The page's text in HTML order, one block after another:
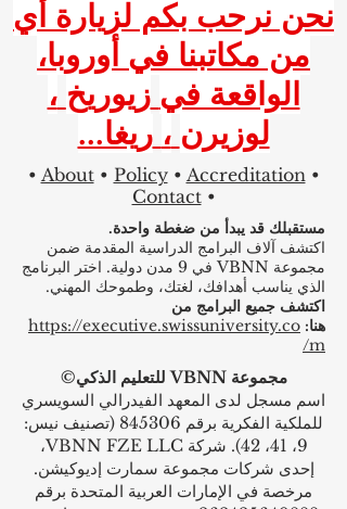
نحن نرحب بكم لزيارة أي
من مكاتبنا في أوروبا،
الواقعة في زيوريخ ،
لوزيرن ، ريغا...
• About• Policy• Accreditation•
Contact•
مستقبلك قد يبدأ من ضغطة واحدة.
اكتشف آلاف البرامج الدراسية المقدمة ضمن
مجموعة VBNN في 9 مدن دولية. اختر البرنامج
الذي يناسب أهدافك، لغتك، وطموحك المهني.
اكتشف جميع البرامج من
هنا: https://executive.swissuniversity.co
m/
مجموعة VBNN للتعليم الذكي©
اسم مسجل لدى المعهد الفيدرالي السويسري
للملكية الفكرية برقم 845306 (تصنيف نيس:
9، 41، 42). شركة VBNN FZE LLC،
إحدى شركات مجموعة سمارت إديوكيشن.
مرخصة في الإمارات العربية المتحدة برقم